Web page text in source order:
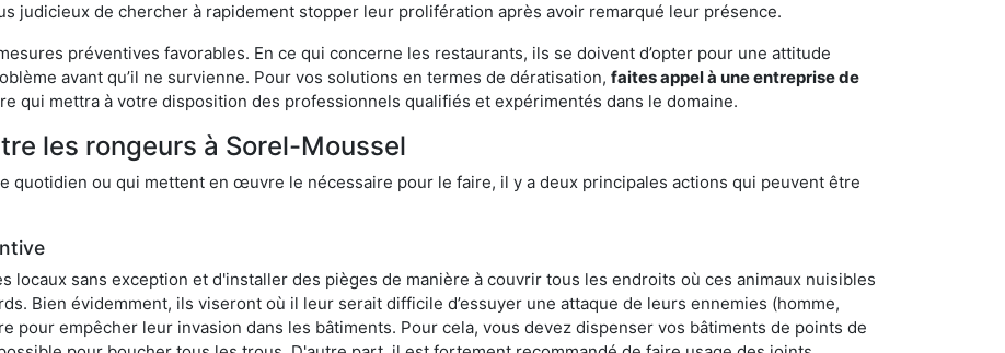
judicieux de chercher à rapidement stopper leur prolifération après avoir remarqué leur présence.
préventives favorables. En ce qui concerne les restaurants, ils se doivent d’opter pour une attitude
avant qu’il ne survienne. Pour vos solutions en termes de dératisation, faites appel à une entreprise de
qui mettra à votre disposition des professionnels qualifiés et expérimentés dans le domaine.
les rongeurs à Sorel-Moussel
quotidien ou qui mettent en œuvre le nécessaire pour le faire, il y a deux principales actions qui peuvent être
locaux sans exception et d'installer des pièges de manière à couvrir tous les endroits où ces animaux nuisibles
Bien évidemment, ils viseront où il leur serait difficile d’essuyer une attaque de leurs ennemies (homme,
pour empêcher leur invasion dans les bâtiments. Pour cela, vous devez dispenser vos bâtiments de points de